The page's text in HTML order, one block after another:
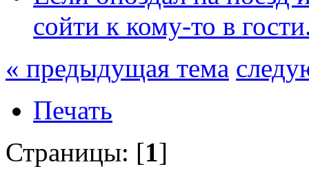
сойти к кому-то в
« предыдущая тема
Печать
Страницы: [1]